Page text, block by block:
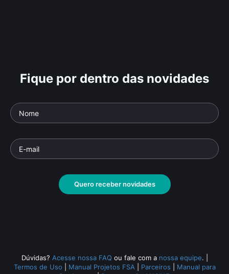
Fique por dentro das novidades
Quero receber novidades
Dúvidas? Acesse nossa FAQ ou fale com a nossa equipe.
Termos de Uso
Manual Projetos FSA Parceiros
Manual para